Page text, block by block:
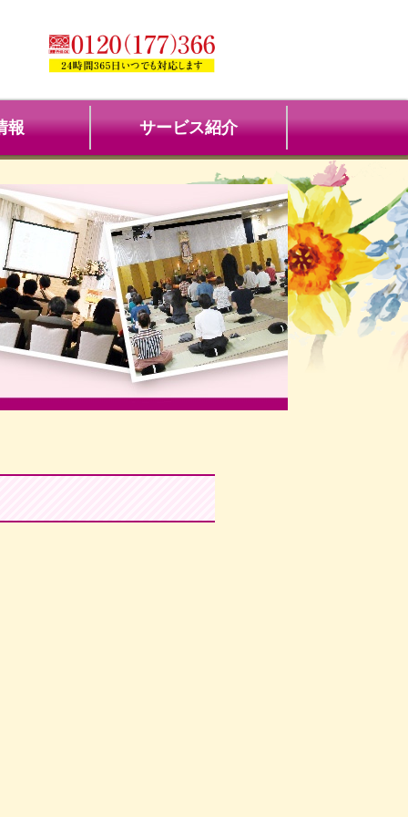
報 サービス紹介